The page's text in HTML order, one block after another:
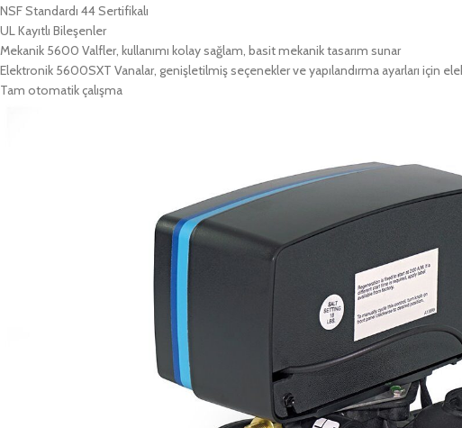
NSF Standardı 44 Sertifikalı
UL Kayıtlı Bileşenler
Mekanik 5600 Valfler, kullanımı kolay sağlam, basit mekanik tasarım sunar
Elektronik 5600SXT Vanalar, genişletilmiş seçenekler ve yapılandırma ayarları için
Tam otomatik çalışma